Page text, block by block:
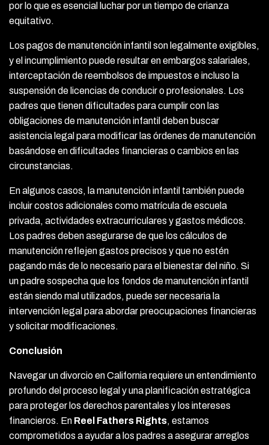
por lo que es esencial luchar por un tiempo de crianza
equitativo.
Los pagos de manutención infantil son legalmente exigibles,
y el incumplimiento puede resultar en embargos salariales,
interceptación de reembolsos de impuestos e incluso la
suspensión de licencias de conducir o profesionales. Los
padres que tienen dificultades para cumplir con las
obligaciones de manutención infantil deben buscar
asistencia legal para modificar las órdenes de manutención
basándose en dificultades financieras o cambios en las
circunstancias.
En algunos casos, la manutención infantil también puede
incluir costos adicionales como matrícula de escuela
privada, actividades extracurriculares y gastos médicos.
Los padres deben asegurarse de que los cálculos de
manutención reflejen gastos precisos y que no estén
pagando más de lo necesario para el bienestar del niño. Si
un padre sospecha que los fondos de manutención infantil
están siendo mal utilizados, puede ser necesaria la
intervención legal para abordar preocupaciones financieras
y solicitar modificaciones.
Conclusión
Navegar un divorcio en California requiere un entendimiento
profundo del proceso legal y una planificación estratégica
para proteger los derechos parentales y los intereses
financieros. En Reel Fathers Rights, estamos
comprometidos a ayudar a los padres a asegurar arreglos